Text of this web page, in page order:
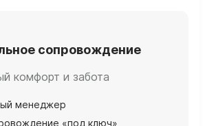
сопровождение
комфорт и забота
менеджер
«под ключ»